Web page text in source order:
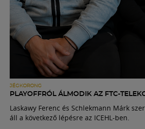
JÉGKORONG
PLAYOFFRÓL ÁLMODIK AZ FTC-
Laskawy Ferenc és Schlekmann Márk
áll a következő lépésre az ICEHL-ben.